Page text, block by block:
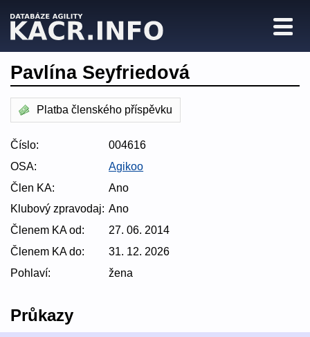
Pavlína Seyfriedová
Platba členského příspěvku
Číslo:
004616
OSA:
Agikoo
Člen KA:
Ano
Klubový zpravodaj: Ano
Členem KA od:
27. 06. 2014
Členem KA do:
31. 12. 2026
Pohlaví:
žena
Průkazy